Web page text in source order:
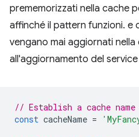
prememorizzati nella cache
affinché il pattern funzioni. e
vengano mai aggiornati nella
all'aggiornamento del
// Establish a cache name
const cacheName =